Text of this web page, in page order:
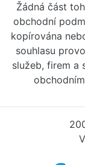
Žádná část
obchodní
kopírována
souhlasu
služeb, firem a